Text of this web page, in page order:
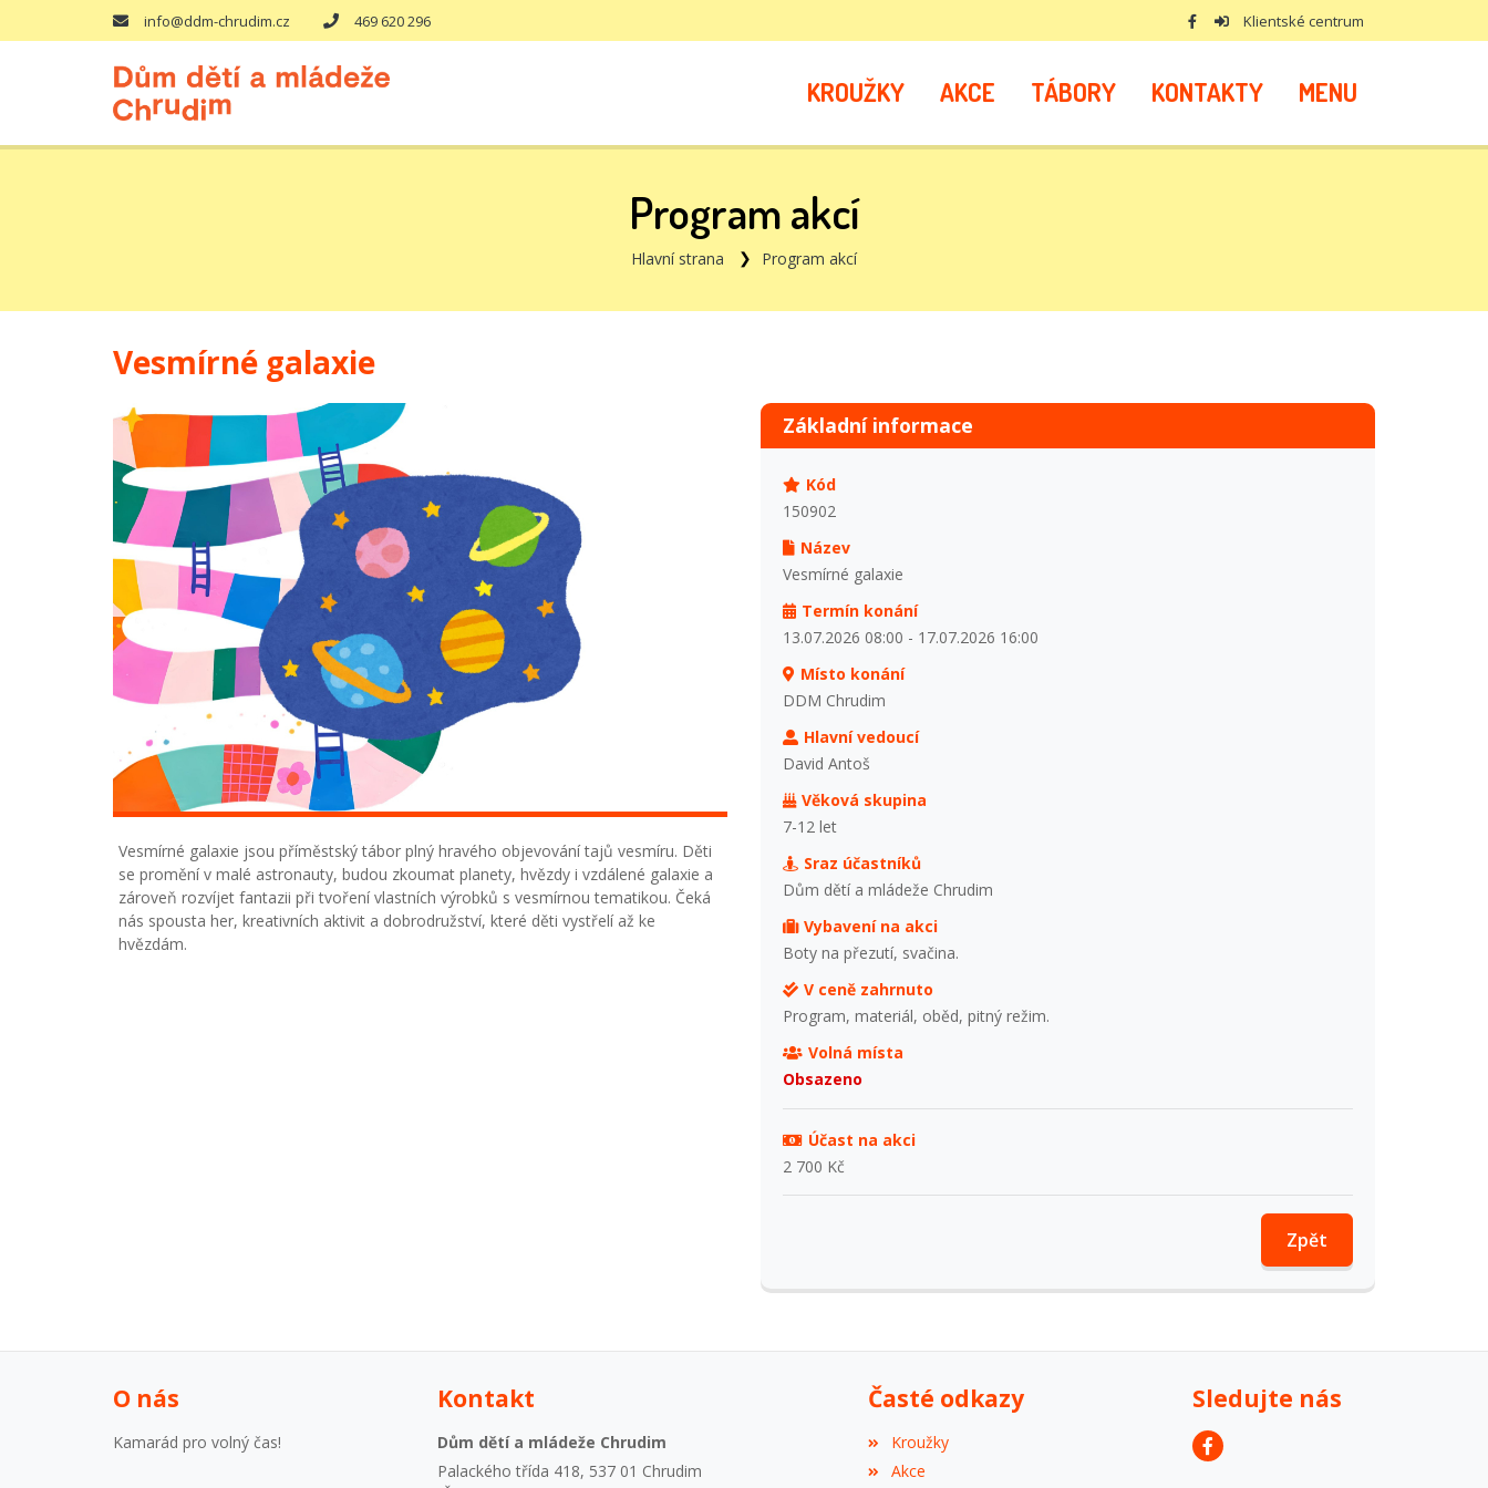
info@ddm-chrudim.cz 469 620 296 Klientské centrum
KROUŽKY AKCE TÁBORY KONTAKTY MENU
Program akcí
Hlavní strana Program akcí
Vesmírné galaxie
Vesmírné galaxie jsou příměstský tábor plný hravého objevování tajů vesmíru. Děti
se promění v malé astronauty, budou zkoumat planety, hvězdy i vzdálené galaxie a
zároveň rozvíjet fantazii při tvoření vlastních výrobků s vesmírnou tematikou. Čeká
nás spousta her, kreativních aktivit a dobrodružství, které děti vystřelí až ke
hvězdám.
Základní informace
Kód
150902
Název
Vesmírné galaxie
Termín konání
13.07.2026 08:00 - 17.07.2026 16:00
Místo konání
DDM Chrudim
Hlavní vedoucí
David Antoš
Věková skupina
7-12 let
Sraz účastníků
Dům dětí a mládeže Chrudim
Vybavení na akci
Boty na přezutí, svačina.
V ceně zahrnuto
Program, materiál, oběd, pitný režim.
Volná místa
Obsazeno
Účast na akci
2 700 Kč
Zpět
O nás
Kamarád pro volný čas!
Kontakt
Dům dětí a mládeže Chrudim
Palackého třída 418, 537 01 Chrudim
Časté odkazy
Kroužky
Akce
Sledujte nás